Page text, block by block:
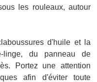
les rouleaux, autour
d'huile et la
linge, du panneau de
Portez une attention
afin d'éviter toute